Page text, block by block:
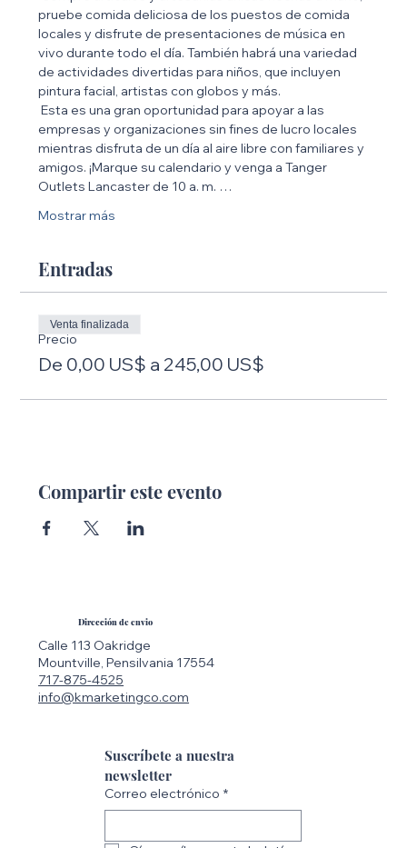
pruebe comida deliciosa de los puestos de comida
locales y disfrute de presentaciones de música en
vivo durante todo el día. También habrá una variedad
de actividades divertidas para niños, que incluyen
pintura facial, artistas con globos y más.
Esta es una gran oportunidad para apoyar a las
empresas y organizaciones sin fines de lucro locales
mientras disfruta de un día al aire libre con familiares y
amigos. ¡Marque su calendario y venga a Tanger
Outlets Lancaster de 10 a. m. …
Mostrar más
Entradas
Precio
De 0,00 US$ a 245,00 US$
Venta finalizada
Compartir este evento
Dirección de envio
Calle 113 Oakridge
Mountville, Pensilvania 17554
717-875-4525
info@kmarketingco.com
Suscríbete a nuestra
newsletter
Correo electrónico *